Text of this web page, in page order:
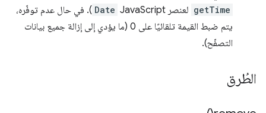
getTime لعنصر JavaScript Date ). في حال عدم توفّره،
يتم ضبط القيمة تلقائيًا على 0 (ما يؤدي إلى إزالة جميع بيانات
التصفّح).
الطُرق